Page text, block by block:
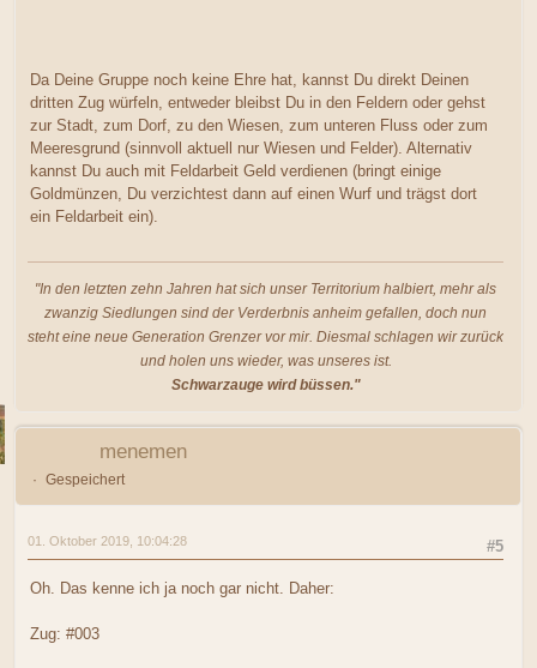
Da Deine Gruppe noch keine Ehre hat, kannst Du direkt Deinen
dritten Zug würfeln, entweder bleibst Du in den Feldern oder gehst
zur Stadt, zum Dorf, zu den Wiesen, zum unteren Fluss oder zum
Meeresgrund (sinnvoll aktuell nur Wiesen und Felder). Alternativ
kannst Du auch mit Feldarbeit Geld verdienen (bringt einige
Goldmünzen, Du verzichtest dann auf einen Wurf und trägst dort
ein Feldarbeit ein).
"In den letzten zehn Jahren hat sich unser Territorium halbiert, mehr als
zwanzig Siedlungen sind der Verderbnis anheim gefallen, doch nun
steht eine neue Generation Grenzer vor mir. Diesmal schlagen wir zurück
und holen uns wieder, was unseres ist.
Schwarzauge wird büssen."
menemen
Gespeichert
#5
01. Oktober 2019, 10:04:28
Oh. Das kenne ich ja noch gar nicht. Daher:
Zug: #003